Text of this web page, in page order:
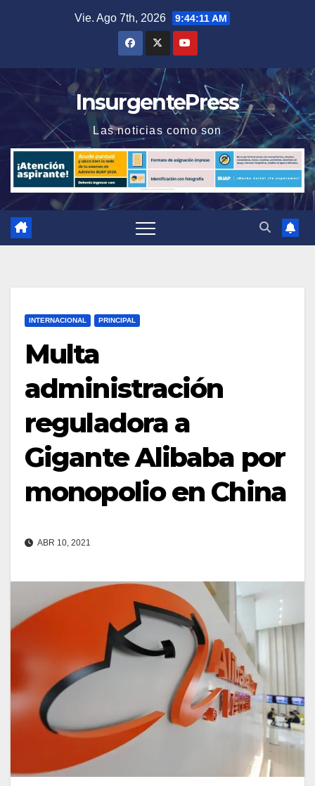
Vie. Ago 7th, 2026 9:44:12 AM
InsurgentePress
Las noticias como son
INTERNACIONAL PRINCIPAL
Multa
administración
reguladora a
Gigante Alibaba por
monopolio en China
ABR 10, 2021